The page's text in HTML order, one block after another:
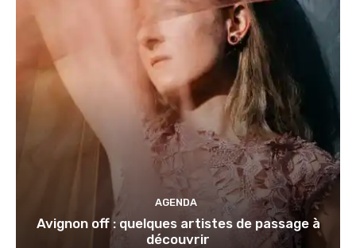
AGENDA
Avignon off : quelques artistes de passage à
découvrir